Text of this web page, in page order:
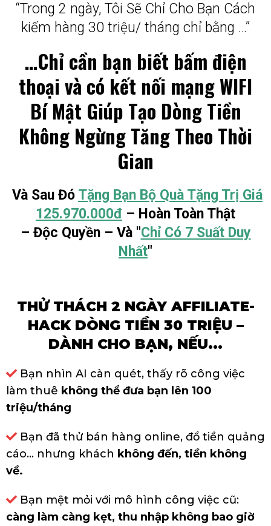
“Trong 2 ngày, Tôi Sẽ Chỉ Cho Bạn Cách
kiếm hàng 30 triệu/ tháng chỉ bằng …”
…Chỉ cần bạn biết bấm điện
thoại và có kết nối mạng WIFI
Bí Mật Giúp Tạo Dòng Tiền
Không Ngừng Tăng Theo Thời
Gian
Và Sau Đó Tặng Bạn Bộ Quà Tặng Trị Giá
125.970.000đ – Hoàn Toàn Thật
– Độc Quyền – Và "Chỉ Có 7 Suất Duy
Nhất"
THỬ THÁCH 2 NGÀY AFFILIATE-
HACK DÒNG TIỀN 30 TRIỆU –
DÀNH CHO BẠN, NẾU...
Bạn nhìn AI càn quét, thấy rõ công việc
làm thuê không thể đưa bạn lên 100
triệu/tháng
Bạn đã thử bán hàng online, đổ tiền quảng
cáo… nhưng khách không đến, tiền không
về.
Bạn mệt mỏi với mô hình công việc cũ:
càng làm càng kẹt, thu nhập không bao giờ